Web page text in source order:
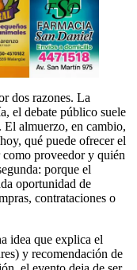
dos razones. La
el debate público suele
El almuerzo, en cambio,
qué puede ofrecer el
como proveedor y quién
porque el
oportunidad de
contrataciones o
idea que explica el
y recomendación de